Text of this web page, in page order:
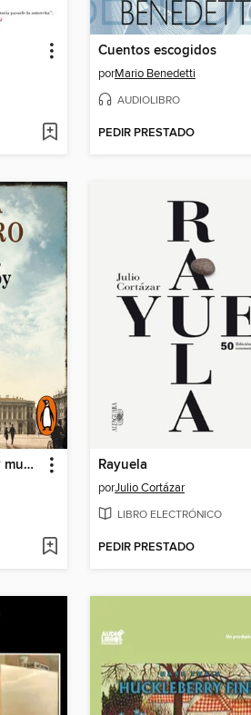
Cuentos escogidos
porMario Benedetti
AUDIOLIBRO
PEDIR PRESTADO
Dispara, yo ya estoy muerto Rayuela
porJulio Cortázar
LIBRO ELECTRÓNICO
PEDIR PRESTADO